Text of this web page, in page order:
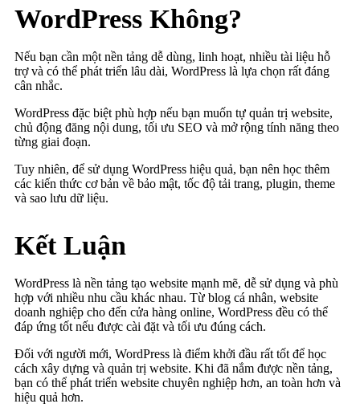
WordPress Không?
Nếu bạn cần một nền tảng dễ dùng, linh hoạt, nhiều tài liệu hỗ
trợ và có thể phát triển lâu dài, WordPress là lựa chọn rất đáng
cân nhắc.
WordPress đặc biệt phù hợp nếu bạn muốn tự quản trị website,
chủ động đăng nội dung, tối ưu SEO và mở rộng tính năng theo
từng giai đoạn.
Tuy nhiên, để sử dụng WordPress hiệu quả, bạn nên học thêm
các kiến thức cơ bản về bảo mật, tốc độ tải trang, plugin, theme
và sao lưu dữ liệu.
Kết Luận
WordPress là nền tảng tạo website mạnh mẽ, dễ sử dụng và phù
hợp với nhiều nhu cầu khác nhau. Từ blog cá nhân, website
doanh nghiệp cho đến cửa hàng online, WordPress đều có thể
đáp ứng tốt nếu được cài đặt và tối ưu đúng cách.
Đối với người mới, WordPress là điểm khởi đầu rất tốt để học
cách xây dựng và quản trị website. Khi đã nắm được nền tảng,
bạn có thể phát triển website chuyên nghiệp hơn, an toàn hơn và
hiệu quả hơn.